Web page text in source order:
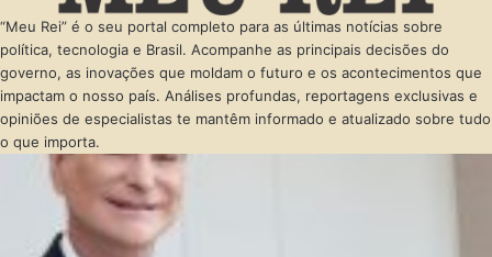
“Meu Rei” é o seu portal completo para as últimas notícias sobre
política, tecnologia e Brasil. Acompanhe as principais decisões do
governo, as inovações que moldam o futuro e os acontecimentos que
impactam o nosso país. Análises profundas, reportagens exclusivas e
opiniões de especialistas te mantêm informado e atualizado sobre tudo
o que importa.